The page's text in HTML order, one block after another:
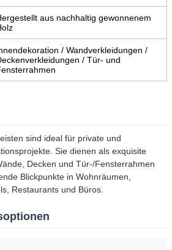
aus nachhaltig gewonnenem
/ Wandverkleidungen /
/ Tür- und
sind ideal für private und
Sie dienen als exquisite
Decken und Tür-/Fensterrahmen
Blickpunkte in Wohnräumen,
Restaurants und Büros.